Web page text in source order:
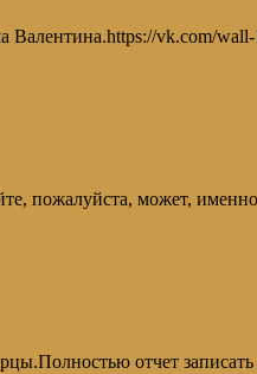
vk.com/
пожалуйста, может,
отчет